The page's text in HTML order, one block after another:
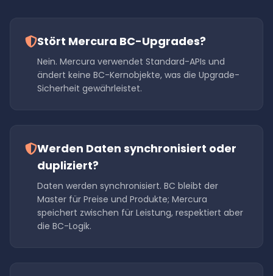
Stört Mercura BC-Upgrades?
Nein. Mercura verwendet Standard-APIs und
ändert keine BC-Kernobjekte, was die Upgrade-
Sicherheit gewährleistet.
Werden Daten synchronisiert oder
dupliziert?
Daten werden synchronisiert. BC bleibt der
Master für Preise und Produkte; Mercura
speichert zwischen für Leistung, respektiert aber
die BC-Logik.